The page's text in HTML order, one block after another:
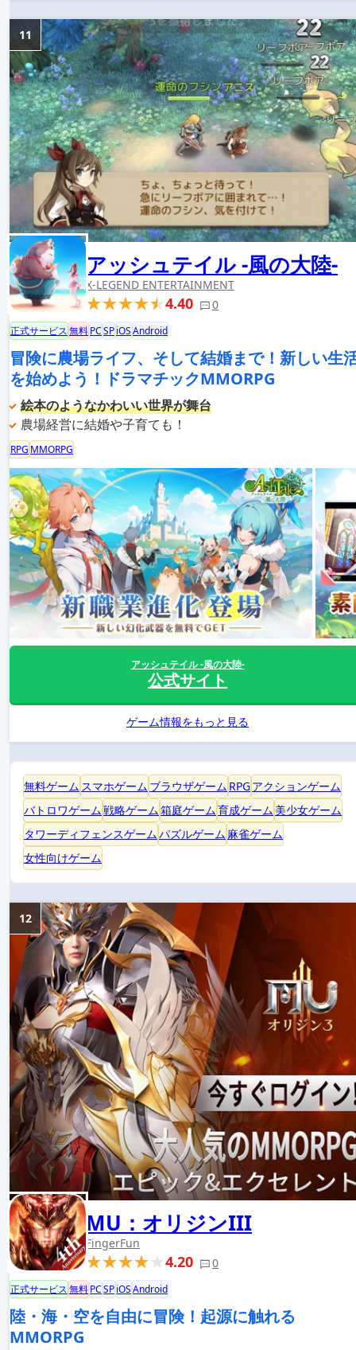
アッシュテイル -風の大陸-
X-LEGEND ENTERTAINMENT
4.40 0
11
正式サービス無料PCSPiOSAndroid
冒険に農場ライフ、そして結婚まで！新しい生
を始めよう！ドラマチックMMORPG
絵本のようなかわいい世界が舞台
農場経営に結婚や子育ても！
RPG MMORPG
アッシュテイル -風の大陸-
公式サイト
ゲーム情報をもっと見る
無料ゲーム スマホゲーム ブラウザゲーム RPGアクションゲーム
バトロワゲーム戦略ゲーム箱庭ゲーム育成ゲーム 美少女ゲーム
タワーディフェンスゲームパズルゲーム 麻雀ゲーム
女性向けゲーム
MU：オリジンIII
FingerFun
4.20 0
12
正式サービス無料PCSPiOSAndroid
陸・海・空を自由に冒険！起源に触れる
MMORPG